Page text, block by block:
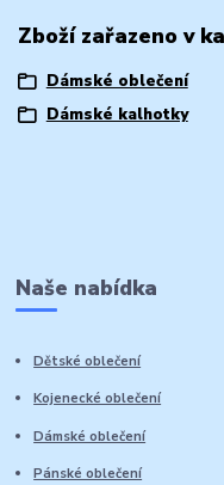
Zboží zařazeno v
Dámské oblečení
Dámské kalhotky
Naše nabídka
Dětské oblečení
Kojenecké oblečení
Dámské oblečení
Pánské oblečení